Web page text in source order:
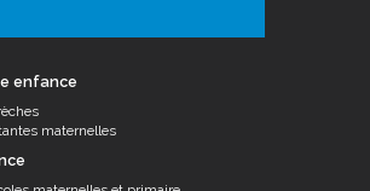
enfance
maternelles